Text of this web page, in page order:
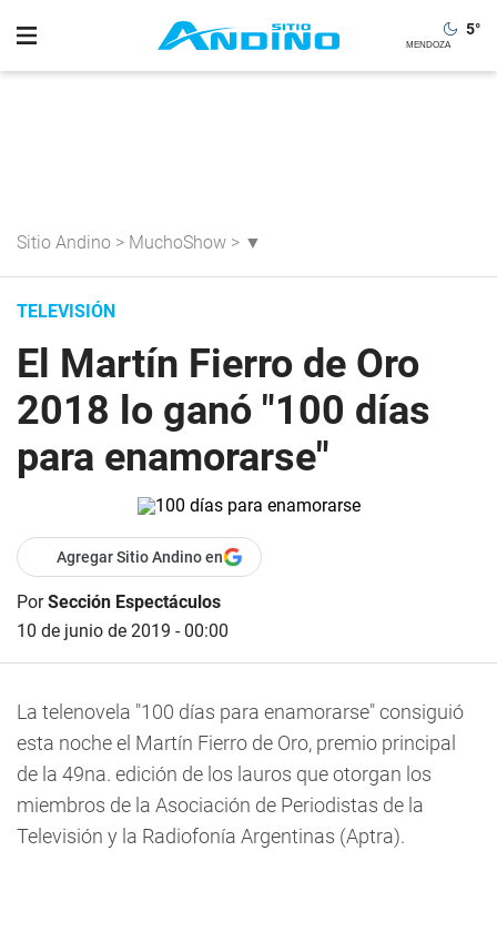
5°
Sitio Andino > MuchoShow > ▼
TELEVISIÓN
El Martín Fierro de Oro
2018 lo ganó "100 días
para enamorarse"
Agregar Sitio Andino en
PorSección Espectáculos
10 de junio de 2019 - 00:00
La telenovela "100 días para enamorarse" consiguió
esta noche el Martín Fierro de Oro, premio principal
de la 49na. edición de los lauros que otorgan los
miembros de la Asociación de Periodistas de la
Televisión y la Radiofonía Argentinas (Aptra).